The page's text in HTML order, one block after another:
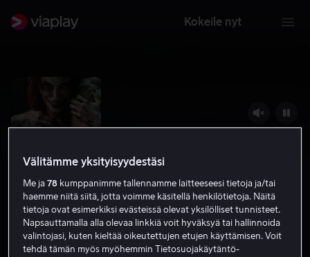
Kokeile nyt
Evil Dead Rise
Välitämme yksityisyydestäsi
Me ja78 kumppanimme tallennamme laitteeseesi tietoja ja/tai
haemme niitä siitä, jotta voimme käsitellä henkilötietoja. Näitä
tietoja ovat esimerkiksi evästeissä olevat yksilölliset tunnisteet.
Napsauttamalla alla olevaa linkkiä voit hyväksyä tai hallinnoida
valintojasi, kuten kieltää oikeutettujen etujen käyttämisen. Voit
tehdä tämän myös myöhemmin Tietosuojakäytäntö-